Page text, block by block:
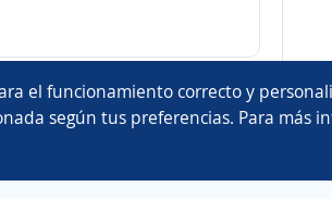
el funcionamiento correcto y
según tus preferencias. Para más
DGNET LTD.
privacidad